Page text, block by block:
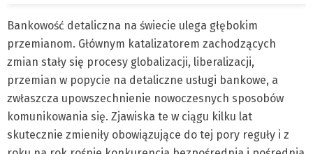
Bankowość detaliczna na świecie ulega głębokim
przemianom. Głównym katalizatorem zachodzących
zmian stały się procesy globalizacji, liberalizacji,
przemian w popycie na detaliczne usługi bankowe, a
zwłaszcza upowszechnienie nowoczesnych sposobów
komunikowania się. Zjawiska te w ciągu kilku lat
skutecznie zmieniły obowiązujące do tej pory reguły i z